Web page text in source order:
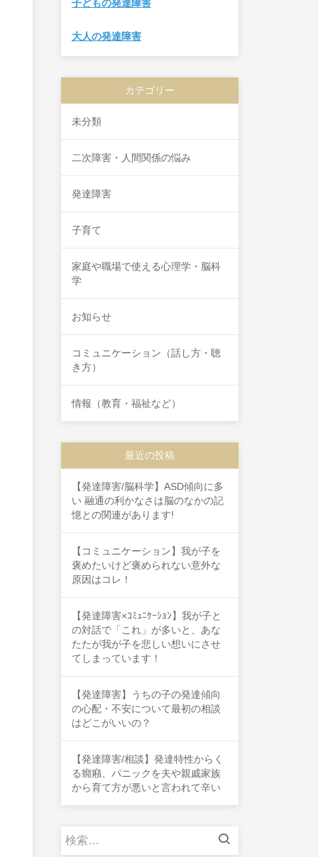
子どもの発達障害
大人の発達障害
カテゴリー
未分類
二次障害・人間関係の悩み
発達障害
子育て
家庭や職場で使える心理学・脳科
学
お知らせ
コミュニケーション（話し方・聴
き方）
情報（教育・福祉など）
最近の投稿
【発達障害/脳科学】ASD傾向に多
い 融通の利かなさは脳のなかの記
憶との関連があります!
【コミュニケーション】我が子を
褒めたいけど褒められない意外な
原因はコレ！
【発達障害×ｺﾐｭﾆｹｰｼｮﾝ】我が子と
の対話で「これ」が多いと、あな
たたが我が子を悲しい想いにさせ
てしまっています！
【発達障害】うちの子の発達傾向
の心配・不安について最初の相談
はどこがいいの？
【発達障害/相談】発達特性からく
る癇癪、パニックを夫や親戚家族
から育て方が悪いと言われて辛い
検